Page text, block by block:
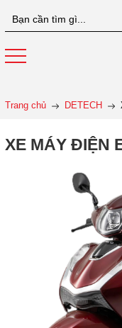
Trang chủ DETECH
XE MÁY ĐIỆN